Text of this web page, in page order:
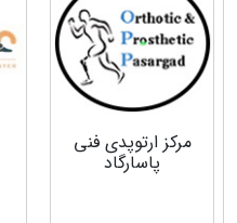
مرکز ارتوپدی فنی
پاسارگاد